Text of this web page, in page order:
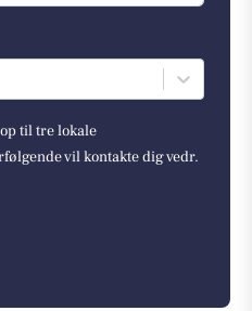
til tre lokale
vil kontakte dig vedr.